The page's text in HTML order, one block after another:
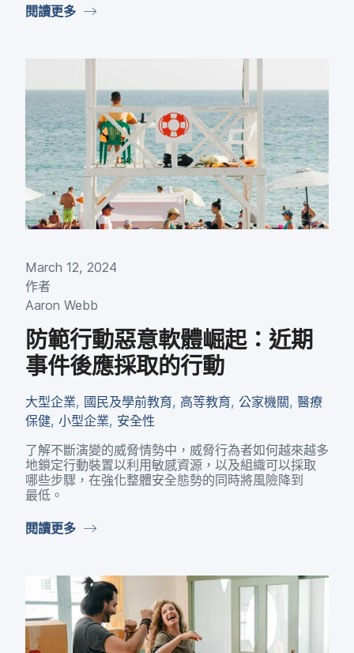
閱讀​更多
March 12, 2024
作​者
Aaron Webb
防範​行動​惡意​軟體​崛起：​近期​
事件​後​應​採取​的​行動
大型​企業, 國民​及​學前​教育, 高等​教育, 公家​機關, 醫療​
保健, 小型​企業, 安全性
了​解不斷​演變​的​威脅​情勢​中，​威脅行​為​者​如何​越來​越多​
地​鎖定​行動​裝置​以​利用​敏感​資源，​以及​組織​可以​採取​
哪些​步驟，​在​強化​整體​安全​態勢​的​同時​將​風險​降到​
最低。
閱讀​更多